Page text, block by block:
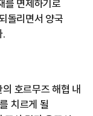
를 면제하기로
돌리면서 양국
.
호르무즈 해협 내
치르게 될